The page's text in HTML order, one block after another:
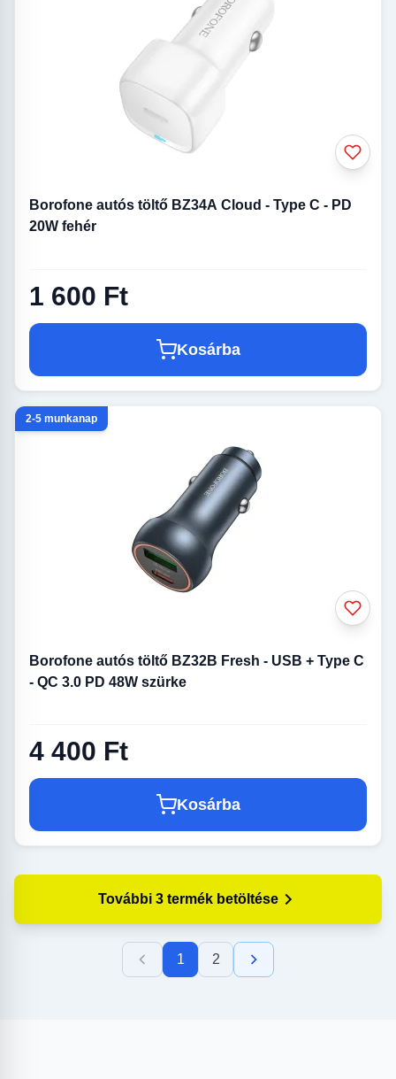
Borofone autós töltő BZ34A Cloud - Type C - PD
20W fehér
1 600 Ft
Kosárba
2-5 munkanap
Borofone autós töltő BZ32B Fresh - USB + Type C
- QC 3.0 PD 48W szürke
4 400 Ft
Kosárba
További 3 termék betöltése
1 2